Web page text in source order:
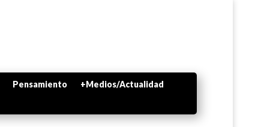
Pensamiento
+Medios/Actualidad